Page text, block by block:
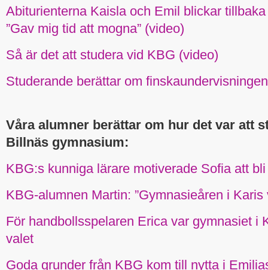
Abiturienterna Kaisla och Emil blickar
”Gav mig tid att mogna” (video)
Så är det att studera vid KBG (video)
Studerande berättar om
Våra alumner berättar om hur det var att
Billnäs gymnasium:
KBG:s kunniga lärare motiverade Sofia att
KBG-alumnen Martin: ”Gymnasieåren i Karis
För handbollsspelaren Erica var gymnasiet i
valet
Goda grunder från KBG kom till nytta i